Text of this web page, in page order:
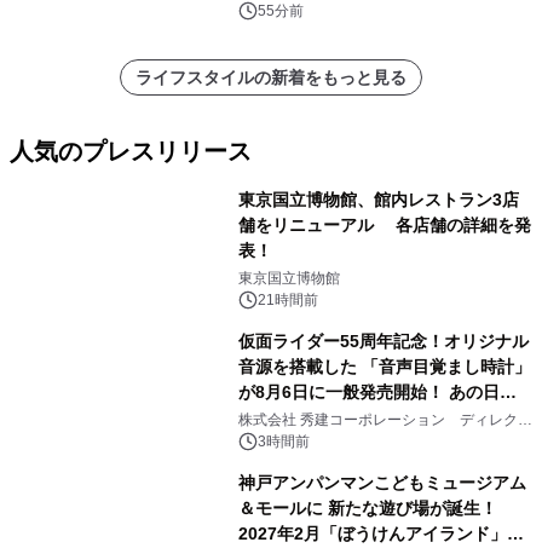
55分前
ライフスタイルの新着をもっと見る
人気のプレスリリース
東京国立博物館、館内レストラン3店
舗をリニューアル 各店舗の詳細を発
表！
東京国立博物館
21時間前
仮面ライダー55周年記念！オリジナル
音源を搭載した 「音声目覚まし時計」
が8月6日に一般発売開始！ あの日の
大興奮が今甦る
株式会社 秀建コーポレーション ディレクト
アートギャラリー
3時間前
神戸アンパンマンこどもミュージアム
＆モールに 新たな遊び場が誕生！
2027年2月「ぼうけんアイランド」が